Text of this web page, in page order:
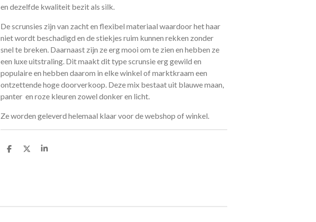
en dezelfde kwaliteit bezit als silk.
De scrunsies zijn van zacht en flexibel materiaal waardoor het haar
niet wordt beschadigd en de stiekjes ruim kunnen rekken zonder
snel te breken. Daarnaast zijn ze erg mooi om te zien en hebben ze
een luxe uitstraling. Dit maakt dit type scrunsie erg gewild en
populaire en hebben daarom in elke winkel of marktkraam een
ontzettende hoge doorverkoop. Deze mix bestaat uit blauwe maan,
panter en roze kleuren zowel donker en licht.
Ze worden geleverd helemaal klaar voor de webshop of winkel.
D
D
S